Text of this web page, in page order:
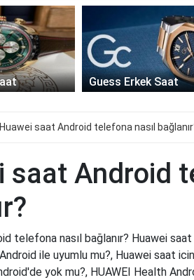
Guess Erkek Saat
Huawei saat Android telefona nasıl
saat Android
telefona nasıl bağlanır? Huawei
ile uyumlu mu?, Huawei saat
yok mu?, HUAWEI Health